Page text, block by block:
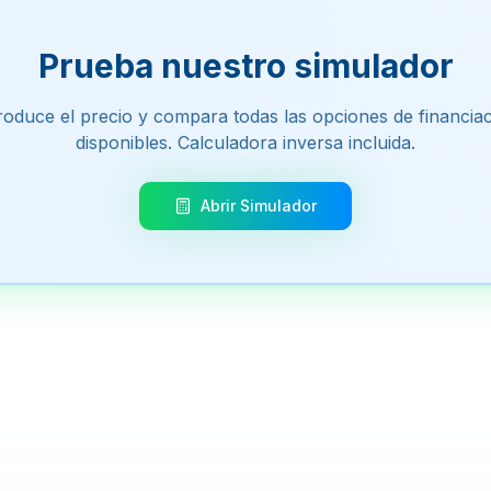
Prueba nuestro simulador
el precio y compara todas las opciones de
disponibles. Calculadora inversa incluida.
Abrir Simulador